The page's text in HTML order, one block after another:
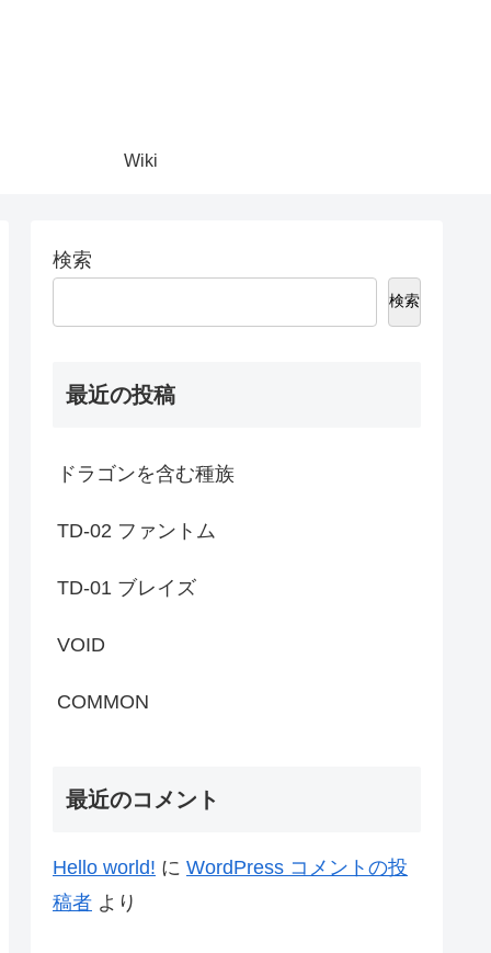
Wiki
検索
検索
最近の投稿
ドラゴンを含む種族
TD-02 ファントム
TD-01 ブレイズ
VOID
COMMON
最近のコメント
Hello world! に WordPress コメントの投
稿者 より